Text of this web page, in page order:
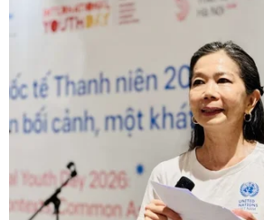
TIN CÙNG CHUYÊN MỤC
Cộng hòa Dân chủ Congo ghi nhận
hơn 300 trẻ em tử vong do Ebola
08/08/2026 15:21
Giao tranh dữ dội ở miền Tây Libya,